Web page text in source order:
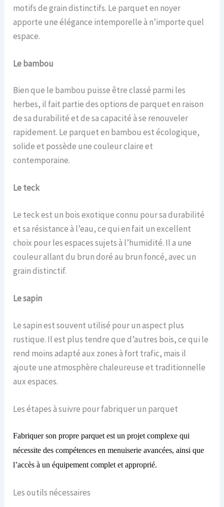
motifs de grain distinctifs. Le parquet en noyer
apporte une élégance intemporelle à n’importe quel
espace.
Le bambou
Bien que le bambou puisse être classé parmi les
herbes, il fait partie des options de parquet en raison
de sa durabilité et de sa capacité à se renouveler
rapidement. Le parquet en bambou est écologique,
solide et possède une couleur claire et
contemporaine.
Le teck
Le teck est un bois exotique connu pour sa durabilité
et sa résistance à l’eau, ce qui en fait un excellent
choix pour les espaces sujets à l’humidité. Il a une
couleur allant du brun doré au brun foncé, avec un
grain distinctif.
Le sapin
Le sapin est souvent utilisé pour un aspect plus
rustique. Il est plus tendre que d’autres bois, ce qui le
rend moins adapté aux zones à fort trafic, mais il
ajoute une atmosphère chaleureuse et traditionnelle
aux espaces.
Les étapes à suivre pour fabriquer un parquet
Fabriquer son propre parquet est un projet complexe qui
nécessite des compétences en menuiserie avancées, ainsi que
l’accès à un équipement complet et approprié.
Les outils nécessaires